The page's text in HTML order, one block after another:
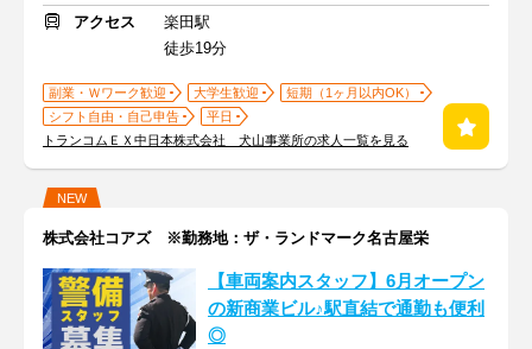
アクセス
楽田駅
徒歩19分
副業・Ｗワーク歓迎 大学生歓迎
短期（1ヶ月以内OK）
シフト自由・自己申告
平日
トランコムＥＸ中日本株式会社 犬山事業所の求人一覧を見る
NEW
株式会社コアズ ※勤務地：ザ・ランドマーク名古屋栄
【車両案内スタッフ】6月オープン
の新商業ビル♪駅直結で通勤も便利
◎